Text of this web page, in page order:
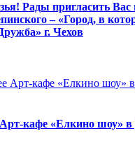
Рады пригласить
– «Город, в
г. Чехов
кафе «Елкино шоу»